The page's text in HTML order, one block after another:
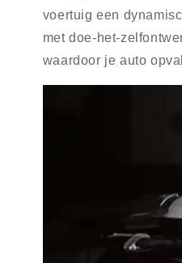
voertuig een
met doe-het-
waardoor je auto